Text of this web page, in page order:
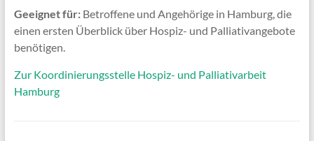
Geeignet für:Betroffene und Angehörige in Hamburg, die
einen ersten Überblick über Hospiz- und Palliativangebote
benötigen.
Zur Koordinierungsstelle Hospiz- und Palliativarbeit
Hamburg